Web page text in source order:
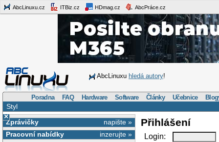
AbcLinuxu.cz ITBiz.cz HDmag.cz AbcPráce.cz
AbcLinuxu hledá autory!
Poradna FAQ Hardware Software Články Učebnice
Styl
×
napište »
Zprávičky
inzerujte »
Pracovní nabídky
Přihlášení
Login: